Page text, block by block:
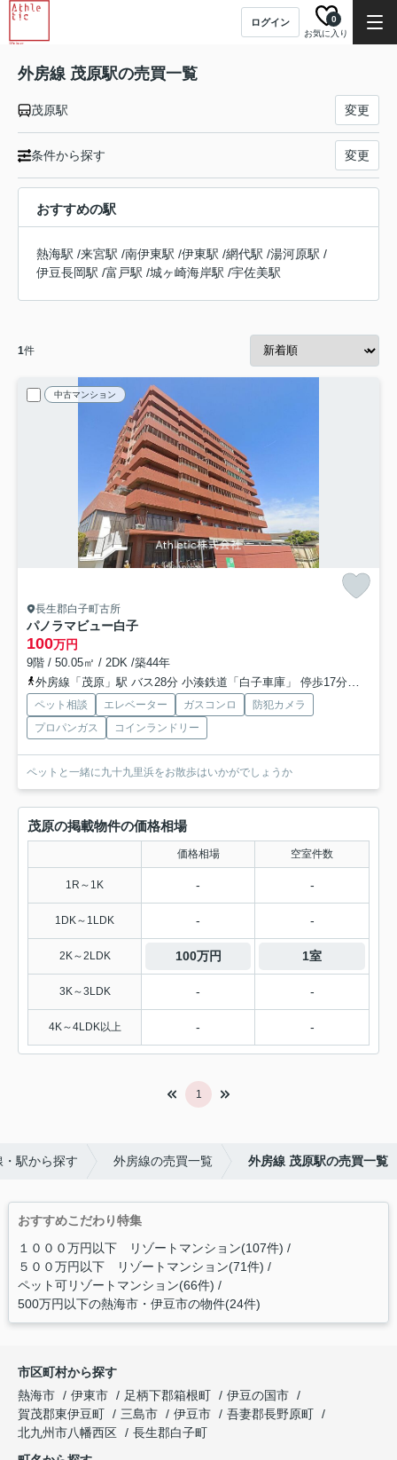
ログイン
お気に入り
0
外房線 茂原駅の売買一覧
茂原駅 変更
条件から探す 変更
おすすめの駅
熱海駅 /来宮駅 /南伊東駅 /伊東駅 /網代駅 /湯河原駅 /
伊豆長岡駅 /富戸駅 /城ヶ崎海岸駅 /宇佐美駅
1件
中古マンション
長生郡白子町古所
パノラマビュー白子
100万円
9階 / 50.05㎡ / 2DK /築44年
外房線「茂原」駅 バス28分 小湊鉄道「白子車庫」 停歩17分車23分 11.1km
ペット相談 エレベーター ガスコンロ
防犯カメラ
プロパンガス
コインランドリー
ペットと一緒に九十九里浜をお散歩はいかがでしょうか
茂原の掲載物件の価格相場
価格相場 空室件数
1R～1K - -
1DK～1LDK - -
2K～2LDK 100万円 1室
3K～3LDK - -
4K～4LDK以上 - -
1
・駅から探す 外房線の売買一覧 外房線 茂原駅の売買一覧
おすすめこだわり特集
１０００万円以下 リゾートマンション(107件)
５００万円以下 リゾートマンション(71件)
ペット可リゾートマンション(66件)
500万円以下の熱海市・伊豆市の物件(24件)
市区町村から探す
熱海市
伊東市 足柄下郡箱根町
伊豆の国市
賀茂郡東伊豆町
三島市 伊豆市
吾妻郡長野原町
北九州市八幡西区
長生郡白子町